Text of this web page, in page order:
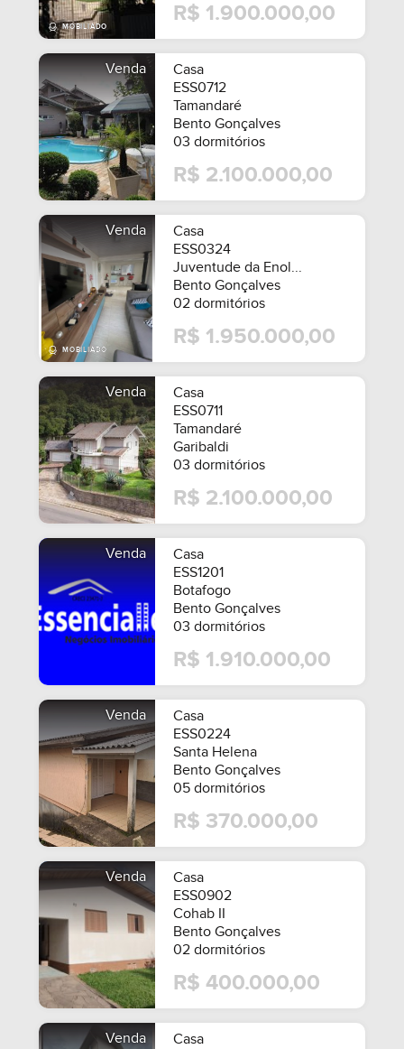
MOBILIADO
MOBILIADO
R$ 1.900.000,00
Venda
Casa
ESS0712
Tamandaré
Bento Gonçalves
03 dormitórios
R$ 2.100.000,00
Venda
Casa
ESS0324
Juventude da Enol...
Bento Gonçalves
02 dormitórios
R$ 1.950.000,00
Venda
Casa
ESS0711
Tamandaré
Garibaldi
03 dormitórios
R$ 2.100.000,00
Venda
Casa
ESS1201
Botafogo
Bento Gonçalves
03 dormitórios
R$ 1.910.000,00
Venda
Casa
ESS0224
Santa Helena
Bento Gonçalves
05 dormitórios
R$ 370.000,00
Venda
Casa
ESS0902
Cohab II
Bento Gonçalves
02 dormitórios
R$ 400.000,00
Venda Casa